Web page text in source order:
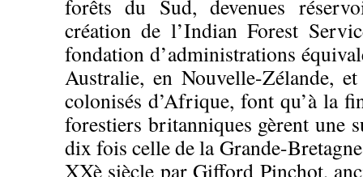
forêts du Sud, devenues
création de l’Indian Forest
fondation d’administrations
Australie, en Nouvelle-Zélande,
colonisés d’Afrique, font qu’à la
forestiers britanniques gèrent une
dix fois celle de la Grande-
XXè siècle par Gifford Pinchot,